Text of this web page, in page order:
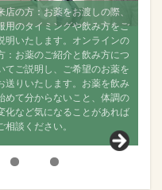
すべて飲み終えましたら、再度
ご相談ください。ご来店でもオ
ンラインでも構いませんので、
なるべく経過をご連絡くださ
い。お薬が効いているか、飲ん
で何か変化がなかったかどう
か、舌の状態はどうか？などお
聞きし、その後の状態について
見ていきます。